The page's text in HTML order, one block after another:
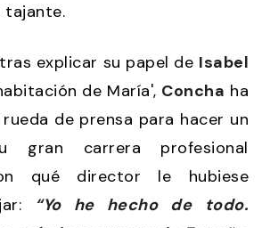
tajante.
explicar su papel de Isabel
de María', Concha ha
de prensa para hacer un
gran carrera profesional
qué director le hubiese
“Yo he hecho de todo.